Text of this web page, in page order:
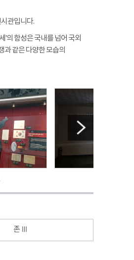
시관입니다.
의 함성은 국내를 넘어 국외
과 같은 다양한 모습의
존 Ⅲ